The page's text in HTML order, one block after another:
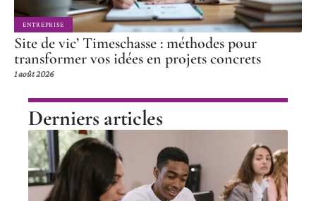
ENTREPRISE
Site de vic’ Timeschasse : méthodes pour
transformer vos idées en projets concrets
1 août 2026
Derniers articles